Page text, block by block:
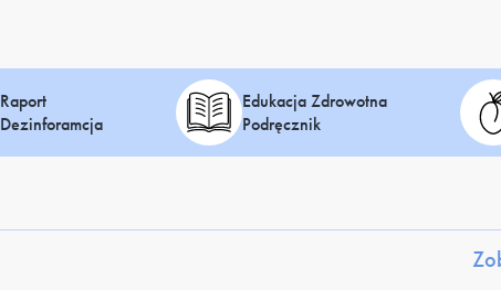
Raport
Dezinforamcja
Edukacja Zdrowotna
Podręcznik